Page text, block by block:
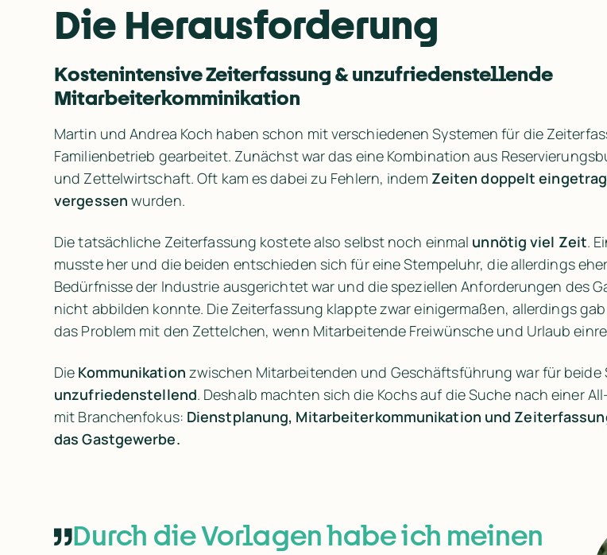
Die Herausforderung
Kostenintensive Zeiterfassung & unzufriedenstellende
Mitarbeiterkomminikation
Martin und Andrea Koch haben schon mit verschiedenen Systemen für die
Familienbetrieb gearbeitet. Zunächst war das eine Kombination aus
und Zettelwirtschaft. Oft kam es dabei zu Fehlern, indem Zeiten doppelt
vergessen wurden.
Die tatsächliche Zeiterfassung kostete also selbst noch einmal unnötig viel Zeit.
musste her und die beiden entschieden sich für eine Stempeluhr, die allerdings
Bedürfnisse der Industrie ausgerichtet war und die speziellen Anforderungen des
nicht abbilden konnte. Die Zeiterfassung klappte zwar einigermaßen, allerdings
das Problem mit den Zettelchen, wenn Mitarbeitende Freiwünsche und Urlaub
Die Kommunikation
unzufriedenstellend. Deshalb machten sich die Kochs auf die Suche nach einer
mit Branchenfokus: Dienstplanung, Mitarbeiterkommunikation und
das Gastgewerbe.
Durch die Vorlagen habe ich meinen